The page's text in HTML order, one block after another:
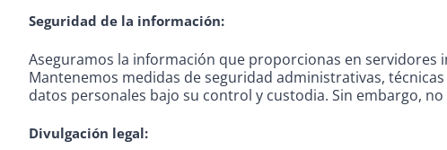
Seguridad de la información:
Aseguramos la información que proporcionas en
Mantenemos medidas de seguridad administrativas,
datos personales bajo su control y custodia. Sin embargo,
Divulgación legal: